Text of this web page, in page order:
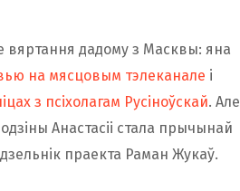
вяртання дадому з Масквы: яна
на мясцовым тэлеканале і
з псіхолагам Русіноўскай. Але
Анастасіі стала прычынай
праекта Раман Жукаў.